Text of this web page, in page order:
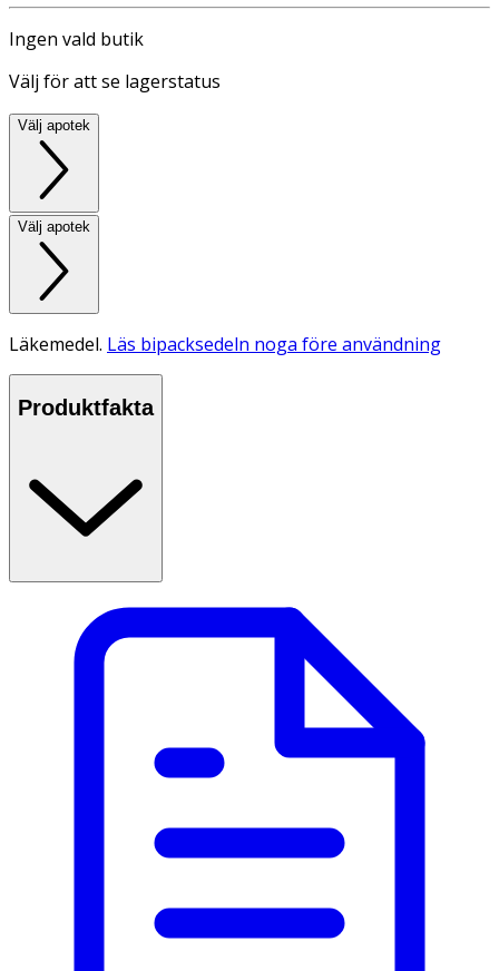
Ingen vald butik
Välj för att se lagerstatus
Välj apotek
Välj apotek
Läkemedel. Läs bipacksedeln noga före användning
Produktfakta